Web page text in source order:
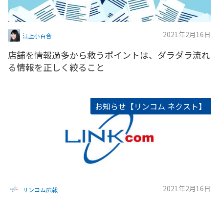
江上小百合 2021年2月16日
店舗を情報過多から救うポイントは、ダラダラ流れ
る情報を正しく絞ること
お知らせ【リンコム ネクスト】
リンコム広報 2021年2月16日